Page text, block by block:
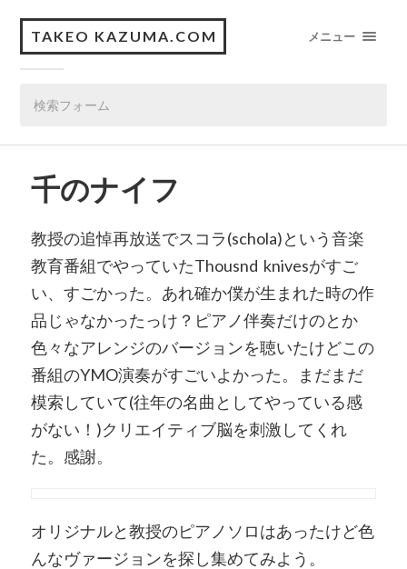
TAKEO KAZUMA.COM メニュー
千のナイフ
教授の追悼再放送でスコラ(schola)という音楽
教育番組でやっていたThousnd knivesがすご
い、すごかった。あれ確か僕が生まれた時の作
品じゃなかったっけ？ピアノ伴奏だけのとか
色々なアレンジのバージョンを聴いたけどこの
番組のYMO演奏がすごいよかった。まだまだ
模索していて(往年の名曲としてやっている感
がない！ )クリエイティブ脳を刺激してくれ
た。感謝。
オリジナルと教授のピアノソロはあったけど色
んなヴァージョンを探し集めてみよう。